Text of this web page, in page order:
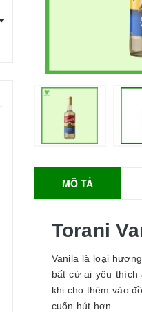
MÔ TẢ
Torani
Vanila là loại
bất cứ ai yêu thích
khi cho thêm vào
cuốn hút hơn.
BỘT SỮA
THANH VỊ -
TOBEE FOOD |
TOBEE FOOD
BIỆT 50G -
NGUYÊN LIỆU
CHẾ - TOBEE
12.000₫ 25.000₫